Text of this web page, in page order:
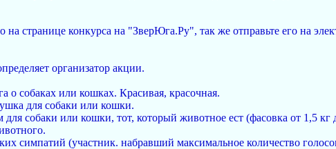
на странице конкурса на "ЗверЮга.Ру", так же отправьте его на
организатор акции.
о собаках или кошках. Красивая, красочная.
для собаки или кошки.
для собаки или кошки, тот, который животное ест (фасовка от 1,5
симпатий (участник. набравший максимальное количество